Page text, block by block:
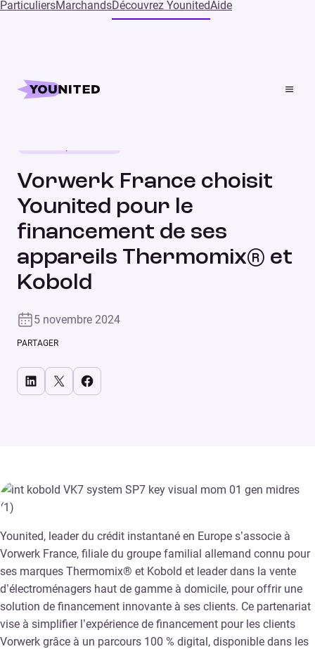
ParticuliersMarchandsDécouvrez YounitedAide
Home
Vorwerk France choisit Younited pour le financement de
Vorwerk France choisit
Younited pour le
financement de ses
appareils Thermomix® et
Kobold
5 novembre 2024
PARTAGER
Share on LinkedIn Share on X Share on Facebook
Younited, leader du crédit instantané en Europe s’associe à
Vorwerk France, filiale du groupe familial allemand connu pour
ses marques Thermomix® et Kobold et leader dans la vente
d’électroménagers haut de gamme à domicile, pour offrir une
solution de financement innovante à ses clients. Ce partenariat
vise à simplifier l’expérience de financement pour les clients
Vorwerk grâce à un parcours 100 % digital, disponible dans les